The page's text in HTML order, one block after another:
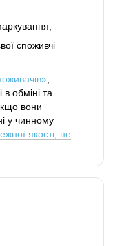
споживчі
обміні та
вони
у чинному
якості, не